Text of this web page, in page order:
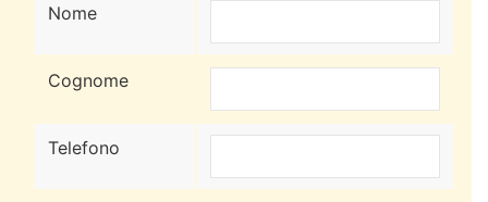
Nome
Cognome
Telefono